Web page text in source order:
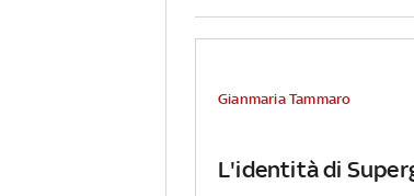
L'identità di
Gianmaria Tammaro